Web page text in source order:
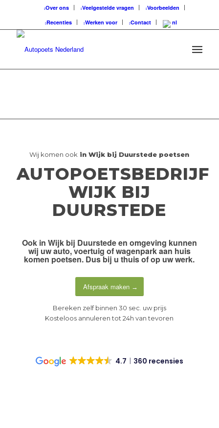
Over ons Veelgestelde vragen
Voorbeelden
Recenties
Werken voor Contact
Wij komen ook in Wijk bij Duurstede poetsen
AUTOPOETSBEDRIJF
WIJK BIJ
DUURSTEDE
Ook in Wijk bij Duurstede en omgeving kunnen
wij uw auto, voertuig of wagenpark aan huis
komen poetsen. Dusbij u thuis of op uw werk.
Afspraak maken
Bereken zelf binnen 30 sec. uw prijs
Kosteloos annuleren tot 24h van tevoren
4.7 360 recensies